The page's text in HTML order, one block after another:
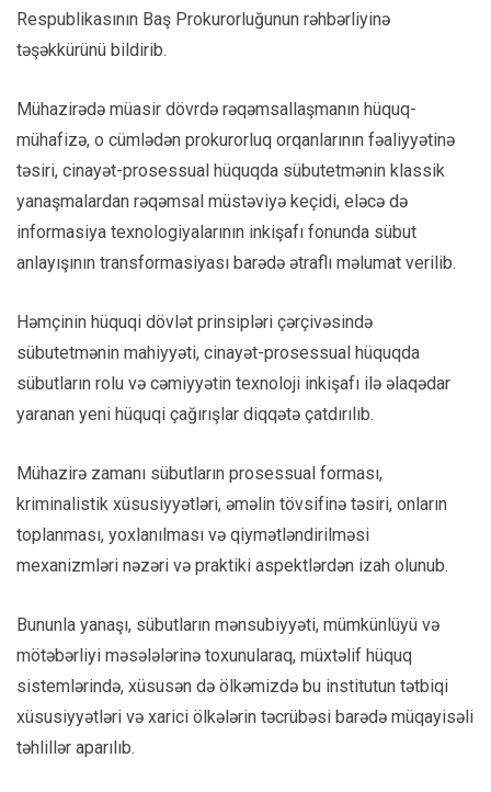
Respublikasının Baş Prokurorluğunun rəhbərliyinə
təşəkkürünü bildirib.
Mühazirədə müasir dövrdə rəqəmsallaşmanın hüquq-
mühafizə, o cümlədən prokurorluq orqanlarının fəaliyyətinə
təsiri, cinayət-prosessual hüquqda sübutetmənin klassik
yanaşmalardan rəqəmsal müstəviyə keçidi, eləcə də
informasiya texnologiyalarının inkişafı fonunda sübut
anlayışının transformasiyası barədə ətraflı məlumat verilib.
Həmçinin hüquqi dövlət prinsipləri çərçivəsində
sübutetmənin mahiyyəti, cinayət-prosessual hüquqda
sübutların rolu və cəmiyyətin texnoloji inkişafı ilə əlaqədar
yaranan yeni hüquqi çağırışlar diqqətə çatdırılıb.
Mühazirə zamanı sübutların prosessual forması,
kriminalistik xüsusiyyətləri, əməlin tövsifinə təsiri, onların
toplanması, yoxlanılması və qiymətləndirilməsi
mexanizmləri nəzəri və praktiki aspektlərdən izah olunub.
Bununla yanaşı, sübutların mənsubiyyəti, mümkünlüyü və
mötəbərliyi məsələlərinə toxunularaq, müxtəlif hüquq
sistemlərində, xüsusən də ölkəmizdə bu institutun tətbiqi
xüsusiyyətləri və xarici ölkələrin təcrübəsi barədə müqayisəli
təhlillər aparılıb.